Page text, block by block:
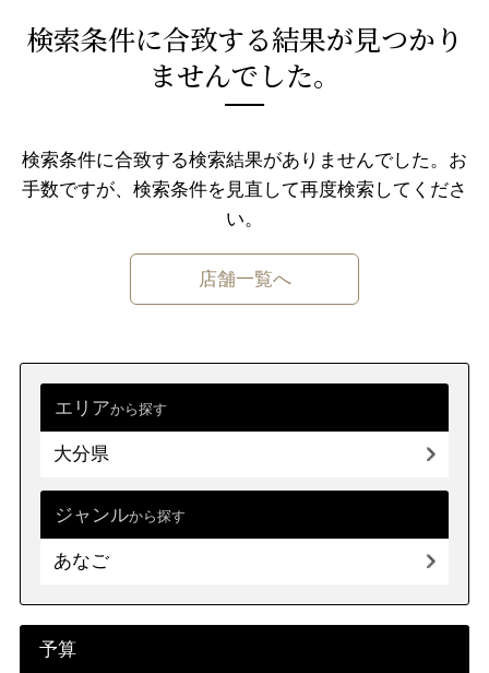
エリアから探す
大分県
山形県 福島県
栃木県
山梨県 長野県 岐阜県
愛知県
兵庫県
中国 広島県
山口県
四国 高知県
九州・沖縄 福岡県 佐賀県 長崎県 熊本県
ジャンルから探す
あなご
予算
検索条件に合致する結果が⾒つかり
ませんでした。
検索条件に合致する検索結果がありませんでした。 お
手数ですが、検索条件を⾒直して再度検索してくださ
い。
店舗一覧へ